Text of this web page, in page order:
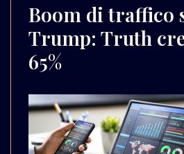
Boom di traffico
Trump: Truth
65%